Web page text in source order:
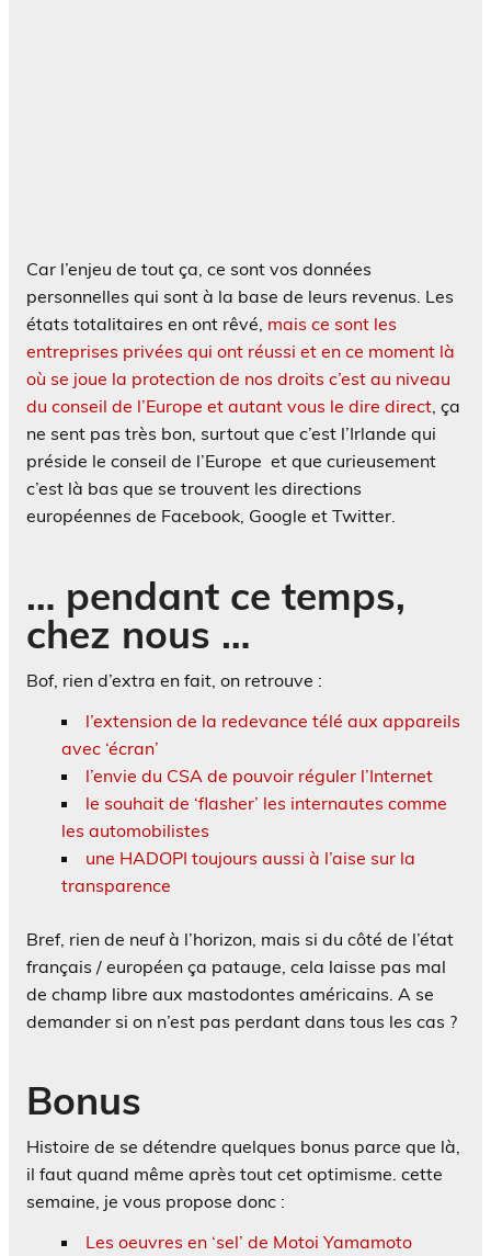
Car l’enjeu de tout ça, ce sont vos données
personnelles qui sont à la base de leurs revenus. Les
états totalitaires en ont rêvé, mais ce sont les
entreprises privées qui ont réussi et en ce moment là
où se joue la protection de nos droits c’est au niveau
du conseil de l’Europe et autant vous le dire direct, ça
ne sent pas très bon, surtout que c’est l’Irlande qui
préside le conseil de l’Europe et que curieusement
c’est là bas que se trouvent les directions
européennes de Facebook, Google et Twitter.
… pendant ce temps,
chez nous …
Bof, rien d’extra en fait, on retrouve :
l’extension de la redevance télé aux appareils
avec ‘écran’
l’envie du CSA de pouvoir réguler l’Internet
le souhait de ‘flasher’ les internautes comme
les automobilistes
une HADOPI toujours aussi à l’aise sur la
transparence
Bref, rien de neuf à l’horizon, mais si du côté de l’état
français / européen ça patauge, cela laisse pas mal
de champ libre aux mastodontes américains. A se
demander si on n’est pas perdant dans tous les cas ?
Bonus
Histoire de se détendre quelques bonus parce que là,
il faut quand même après tout cet optimisme. cette
semaine, je vous propose donc :
Les oeuvres en ‘sel’ de Motoi Yamamoto